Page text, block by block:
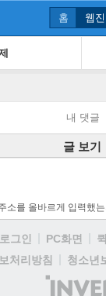
홈 웹진
내 댓글
글 보기
를 올바르게 입력했
로그인 PC화면
처리방침 청소년
(주)